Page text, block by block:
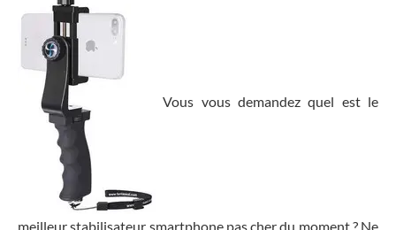
Vous vous demandez quel est le
meilleur stabilisateur smartphone pas cher du moment ? Ne